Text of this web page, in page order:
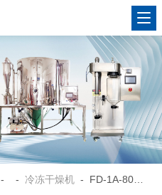
- -冷冻干燥机 - FD-1A-80冷冻干燥机生产厂家